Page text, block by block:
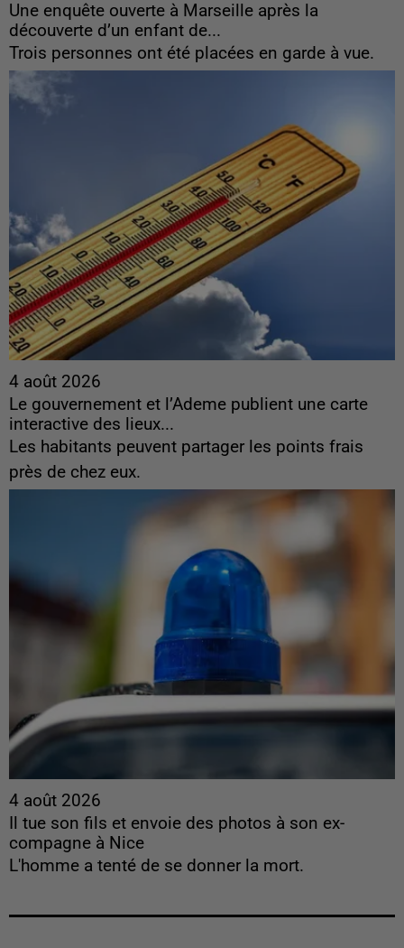
Une enquête ouverte à Marseille après la
découverte d’un enfant de...
Trois personnes ont été placées en garde à vue.
4 août 2026
Le gouvernement et l’Ademe publient une carte
interactive des lieux...
Les habitants peuvent partager les points frais
près de chez eux.
4 août 2026
Il tue son fils et envoie des photos à son ex-
compagne à Nice
L'homme a tenté de se donner la mort.